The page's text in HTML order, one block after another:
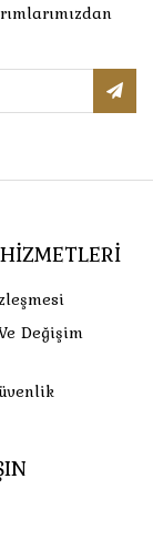
Değişim